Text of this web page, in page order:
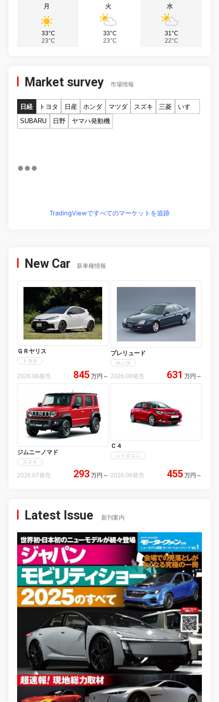
月
33°C
23°C
火
33°C
23°C
水
31°C
22°C
Market survey 市場情報
日経 トヨタ 日産 ホンダ マツダ スズキ 三菱
いすゞ
SUBARU
日野 ヤマハ発動機
TradingViewですべてのマーケットを追跡
New Car 新車種情報
ＧＲヤリス
トヨタ
2026.08発売 845 万円 ～
プレリュード
ホンダ
2026.08発売 631 万円 ～
ジムニーノマド
スズキ
2026.07発売 293 万円 ～
Ｃ４
シトロエン
2026.06発売 455 万円 ～
Latest Issue 新刊案内